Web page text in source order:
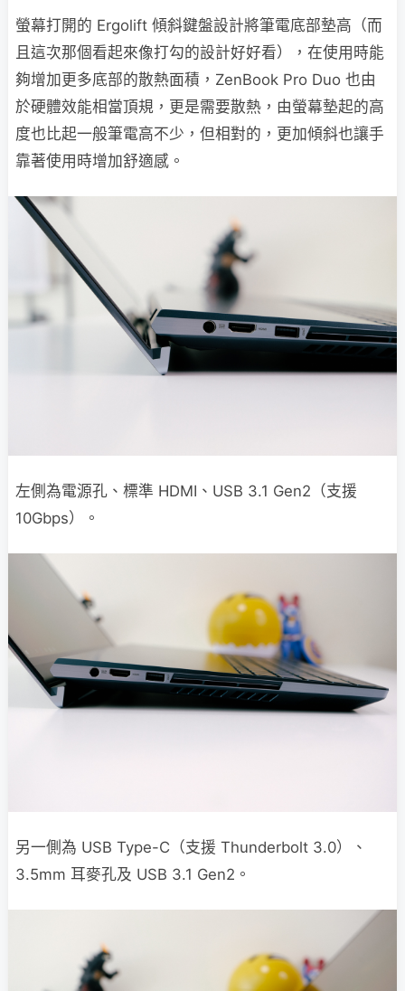
螢幕打開的 Ergolift 傾斜鍵盤設計將筆電底部墊高（而
且這次那個看起來像打勾的設計好好看），在使用時能
夠增加更多底部的散熱面積，ZenBook Pro Duo 也由
於硬體效能相當頂規，更是需要散熱，由螢幕墊起的高
度也比起一般筆電高不少，但相對的，更加傾斜也讓手
靠著使用時增加舒適感。
左側為電源孔、標準 HDMI、USB 3.1 Gen2（支援
10Gbps）。
另一側為 USB Type-C（支援 Thunderbolt 3.0）、
3.5mm 耳麥孔及 USB 3.1 Gen2。